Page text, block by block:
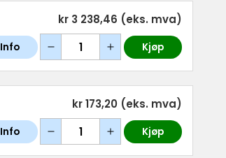
kr 3 238,46 (eks. mva)
Info Kjøp
kr 173,20 (eks. mva)
Info Kjøp